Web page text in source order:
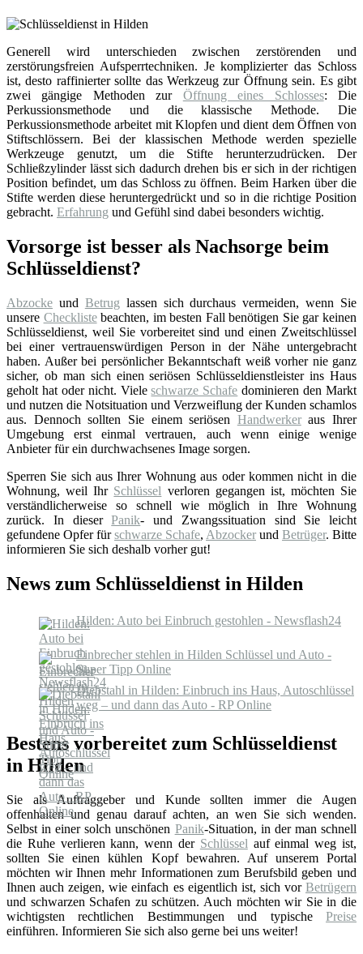
Generell wird unterschieden zwischen zerstörenden und
zerstörungsfreien Aufsperrtechniken. Je komplizierter das Schloss
ist, desto raffinierter sollte das Werkzeug zur Öffnung sein. Es gibt
zwei gängige Methoden zur Öffnung eines Schlosses: Die
Perkussionsmethode und die klassische Methode. Die
Perkussionsmethode arbeitet mit Klopfen und dient dem Öffnen von
Stiftschlössern. Bei der klassischen Methode werden spezielle
Werkzeuge genutzt, um die Stifte herunterzudrücken. Der
Schließzylinder lässt sich dadurch drehen bis er sich in der richtigen
Position befindet, um das Schloss zu öffnen. Beim Harken über die
Stifte werden diese heruntergedrückt und so in die richtige Position
gebracht. Erfahrung und Gefühl sind dabei besonders wichtig.
Vorsorge ist besser als Nachsorge beim
Schlüsseldienst?
Abzocke und Betrug lassen sich durchaus vermeiden, wenn Sie
unsere Checklistebeachten, im besten Fall benötigen Sie gar keinen
Schlüsseldienst, weil Sie vorbereitet sind und einen Zweitschlüssel
bei einer vertrauenswürdigen Person in der Nähe untergebracht
haben. Außer bei persönlicher Bekanntschaft weiß vorher nie ganz
sicher, ob man sich einen seriösen Schlüsseldienstleister ins Haus
geholt hat oder nicht. Vieleschwarze Schafe dominieren den Markt
und nutzen die Notsituation und Verzweiflung der Kunden schamlos
aus. Dennoch sollten Sie einem seriösen Handwerkeraus Ihrer
Umgebung erst einmal vertrauen, auch wenn einige wenige
Anbieter für ein durchwachsenes Image sorgen.
Sperren Sie sich aus Ihrer Wohnung aus oder kommen nicht in die
Wohnung, weil Ihr Schlüssel verloren gegangen ist, möchten Sie
verständlicherweise so schnell wie möglich in Ihre Wohnung
zurück. In dieserPanik- und Zwangssituation sind Sie leicht
gefundene Opfer fürschwarze Schafe, Abzocker und Betrüger. Bitte
informieren Sie sich deshalb vorher gut!
News zum Schlüsseldienst in Hilden
Hilden: Auto bei Einbruch gestohlen - Newsflash24
Einbrecher stehlen in Hilden Schlüssel und Auto -
Super Tipp Online
Diebstahl in Hilden: Einbruch ins Haus, Autoschlüssel
weg – und dann das Auto - RP Online
Bestens vorbereitet zum Schlüsseldienst
in Hilden
Sie als Auftraggeber und Kunde sollten immer die Augen
offenhalten und genau darauf achten, an wen Sie sich wenden.
Selbst in einer solch unschönen Panik-Situation, in der man schnell
die Ruhe verlieren kann, wenn der Schlüssel auf einmal weg ist,
sollten Sie einen kühlen Kopf bewahren. Auf unserem Portal
möchten wir Ihnen mehr Informationen zum Berufsbild geben und
Ihnen auch zeigen, wie einfach es eigentlich ist, sich vor Betrügern
und schwarzen Schafen zu schützen. Auch möchten wir Sie in die
wichtigsten rechtlichen Bestimmungen und typische Preise
einführen. Informieren Sie sich also gerne bei uns weiter!